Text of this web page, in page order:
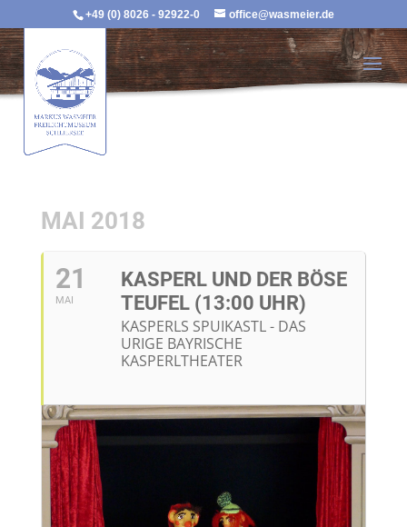
+49 (0) 8026 - 92922-0 office@wasmeier.de
MAI 2018
21
MAI
KASPERL UND DER BÖSE
TEUFEL (13:00 UHR)
KASPERLS SPUIKASTL - DAS
URIGE BAYRISCHE
KASPERLTHEATER